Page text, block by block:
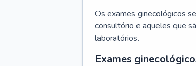
Os exames ginecológicos
consultório e aqueles que
laboratórios.
Exames